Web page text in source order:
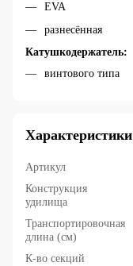
EVA
разнесённая
Катушкодержатель:
винтового типа
Характеристики
Артикул
Конструкция
удилища
Транспортировочная
длина (см)
К-во секций